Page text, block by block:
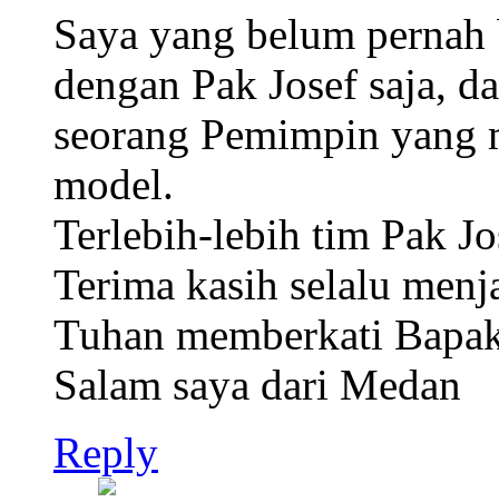
Saya yang belum
dengan Pak Josef saja,
seorang Pemimpin
model.
Terlebih-lebih tim Pak
Terima kasih selalu
Tuhan memberkati
Salam saya dari Medan
Reply